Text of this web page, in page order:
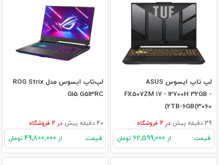
لپ تاپ ایسوس ASUS
FX507ZM i7 - 12700H 32GB -
2TB-6GB(3060)
39 دقیقه پیش در فروشگاه
قیمت از تومان
لپ‌تاپ ایسوس مدل ROG Strix
G15 G513RC
40 دقیقه پیش در فروشگاه
قیمت از تومان